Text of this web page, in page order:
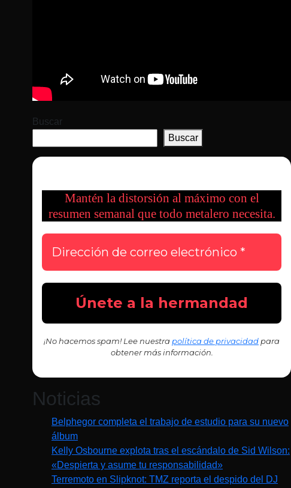
Buscar
Buscar
Mantén la distorsión al máximo con el
resumen semanal que todo metalero necesita.
¡No hacemos spam! Lee nuestra política de privacidad para
obtener más información.
Noticias
Belphegor completa el trabajo de estudio para su nuevo
álbum
Kelly Osbourne explota tras el escándalo de Sid Wilson:
«Despierta y asume tu responsabilidad»
Terremoto en Slipknot: TMZ reporta el despido del DJ